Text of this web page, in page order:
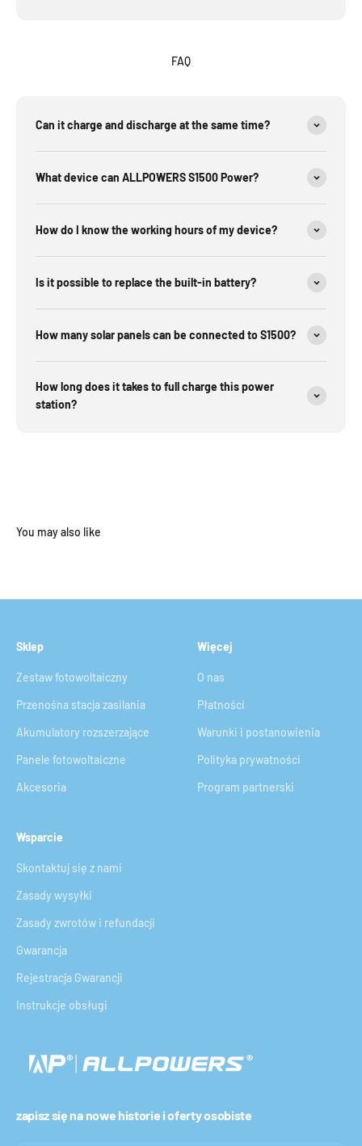
FAQ
Can it charge and discharge at the same time?
What device can ALLPOWERS S1500 Power?
How do I know the working hours of my device?
Is it possible to replace the built-in battery?
How many solar panels can be connected to S1500?
How long does it takes to full charge this power
station?
Sklep
Zestaw fotowoltaiczny
Przenośna stacja zasilania
Akumulatory rozszerzające
Panele fotowoltaiczne
Akcesoria
Więcej
O nas
Płatności
Warunki i postanowienia
Polityka prywatności
Program partnerski
Wsparcie
Skontaktuj się z nami
Zasady wysyłki
Zasady zwrotów i refundacji
Gwarancja
Rejestracja Gwarancji
Instrukcje obsługi
zapisz się na nowe historie i oferty osobiste